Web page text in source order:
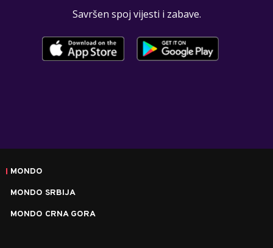
Savršen spoj vijesti i zabave.
MONDO
MONDO SRBIJA
MONDO CRNA GORA